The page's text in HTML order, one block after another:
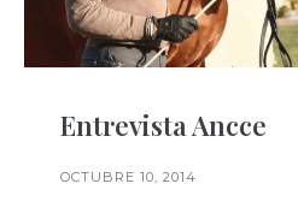
Entrevista Ancce
OCTUBRE 10, 2014